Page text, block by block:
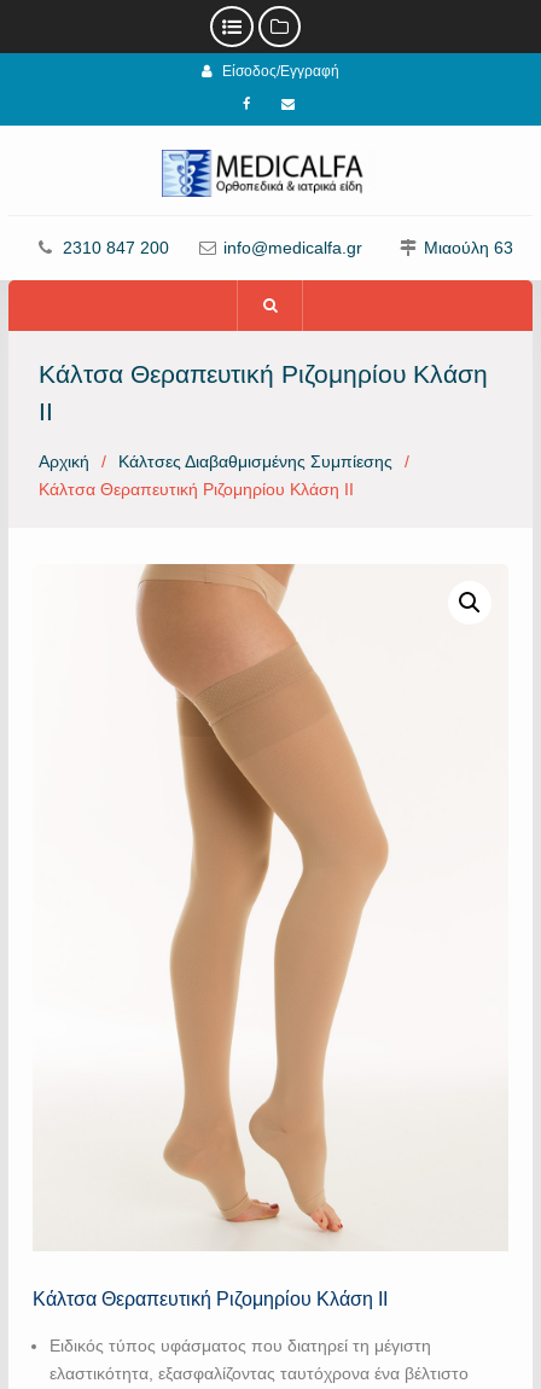
Είσοδος/Εγγραφή
Facebook
email
2310 847 200 info@medicalfa.gr Μιαούλη 63
Κάλτσα Θεραπευτική Ριζομηρίου Κλάση
ΙΙ
Αρχική
Κάλτσες Διαβαθμισμένης Συμπίεσης
Κάλτσα Θεραπευτική Ριζομηρίου Κλάση ΙΙ
Κάλτσα Θεραπευτική Ριζομηρίου Κλάση ΙΙ
Ειδικός τύπος υφάσματος που διατηρεί τη μέγιστη
ελαστικότητα, εξασφαλίζοντας ταυτόχρονα ένα βέλτιστο